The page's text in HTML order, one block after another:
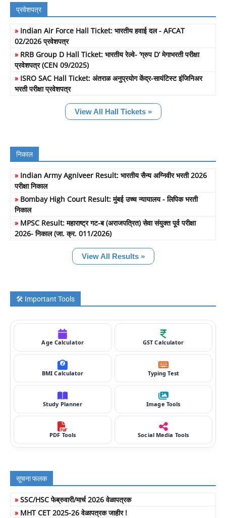
प्रवेशपत्र
» Indian Air Force Hall Ticket: भारतीय हवाई दल - AFCAT
02/2026 प्रवेशपत्र
» RRB Group D Hall Ticket: भारतीय रेल्वे- ‘ग्रुप D’ मेगाभरती परीक्षा
प्रवेशपत्र (CEN 09/2025)
» ISRO SAC Hall Ticket: अंतराळ अनुप्रयोग केंद्र-सायंटिस्ट इंजिनिअर
भरती परीक्षा प्रवेशपत्र
View All Hall Tickets »
निकाल
» Indian Army Agniveer Result: भारतीय सैन्य अग्निवीर भरती 2026
परीक्षा निकाल
» Bombay High Court Result: मुंबई उच्च न्यायालय - लिपिक भरती
निकाल
» MPSC Result: महाराष्ट्र गट-ब (अराजपत्रित) सेवा संयुक्त पूर्व परीक्षा
2026- निकाल (जा. क्र. 011/2026)
View All Results »
🛠️ Important Tools
Age Calculator GST Calculator
BMI Calculator Typing Test
Study Planner Image Tools
PDF Tools Social Media Tools
सूचना फलक
» SSC/HSC फेब्रुवारी/मार्च 2026 वेळापत्रक
» MHT CET 2025-26 वेळापत्रक जाहीर !